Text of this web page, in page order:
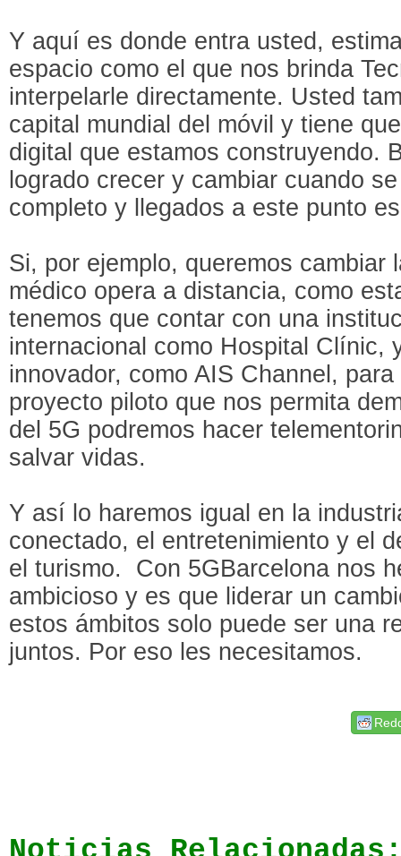
Y aquí es donde entra usted,
espacio como el que nos brinda
interpelarle directamente. Usted
capital mundial del móvil y tiene
digital que estamos construyendo.
logrado crecer y cambiar cuando
completo y llegados a este punto
Si, por ejemplo, queremos cambiar
médico opera a distancia, como
tenemos que contar con una
internacional como Hospital Clínic,
innovador, como AIS Channel,
proyecto piloto que nos permita
del 5G podremos hacer
salvar vidas.
Y así lo haremos igual en la
conectado, el entretenimiento y el
el turismo. Con 5GBarcelona nos
ambicioso y es que liderar un
estos ámbitos solo puede ser una
juntos. Por eso les necesitamos.